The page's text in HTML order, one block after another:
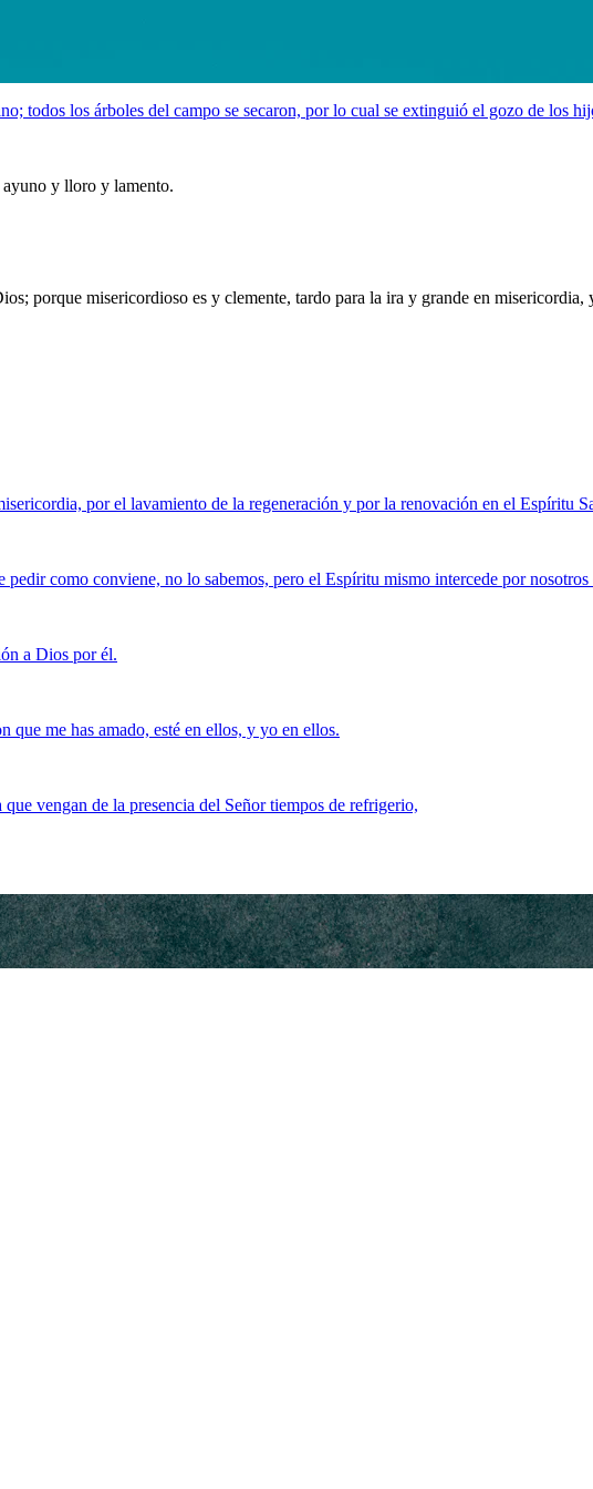
todos los árboles del campo se secaron, por lo cual se extinguió el gozo de los
ayuno y lloro y lamento.
porque misericordioso es y clemente, tardo para la ira y grande en misericordia,
por el lavamiento de la regeneración y por la renovación en el Espíritu
como conviene, no lo sabemos, pero el Espíritu mismo intercede por
a Dios por él.
que me has amado, esté en ellos, y yo en ellos.
vengan de la presencia del Señor tiempos de refrigerio,